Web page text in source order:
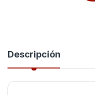
Descripción